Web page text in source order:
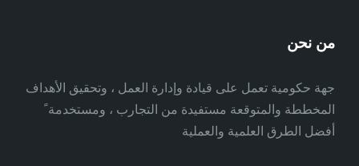
من نحن
جهة حكومية تعمل على قيادة وإدارة العمل ، وتحقيق الأهداف
المخططة والمتوقعة مستفيدة من التجارب ، ومستخدمة ً
أفضل الطرق العلمية والعملية